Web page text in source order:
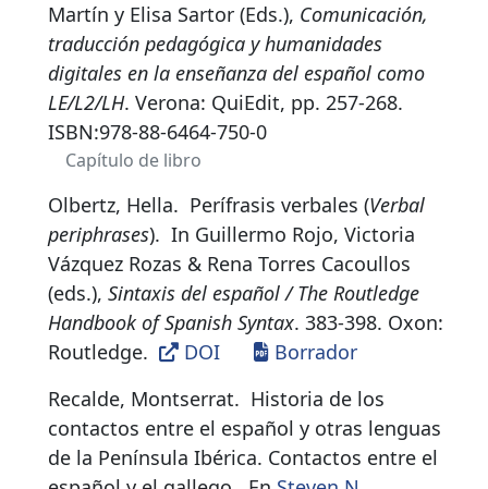
Martín y Elisa Sartor (Eds.), Comunicación,
traducción pedagógica y humanidades
digitales en la enseñanza del español como
LE/L2/LH. Verona: QuiEdit, pp. 257-268.
ISBN:978-88-6464-750-0
Capítulo de libro
Olbertz, Hella. Perífrasis verbales (Verbal
periphrases). In Guillermo Rojo, Victoria
Vázquez Rozas & Rena Torres Cacoullos
(eds.), Sintaxis del español / The Routledge
Handbook of Spanish Syntax. 383-398. Oxon:
Routledge.
DOI
Borrador
Recalde, Montserrat. Historia de los
contactos entre el español y otras lenguas
de la Península Ibérica. Contactos entre el